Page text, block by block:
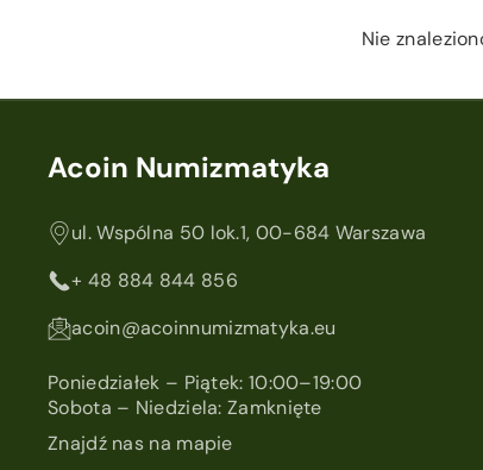
Nie
Acoin Numizmatyka
ul. Wspólna 50 lok.1, 00-684 Warszawa
+ 48 884 844 856
acoin@acoinnumizmatyka.eu
Poniedziałek – Piątek: 10:00–19:00
Sobota – Niedziela: Zamknięte
Znajdź nas na mapie